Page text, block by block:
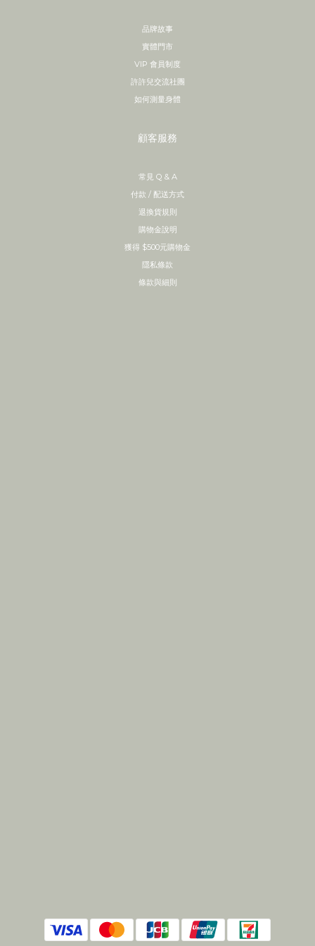
品牌故事
實體門市
VIP 會員制度
許許兒交流社團
如何測量身體
顧客服務
常見 Q & A
付款 / 配送方式
退換貨規則
購物金說明
獲得 $500元購物金
隱私條款
條款與細則